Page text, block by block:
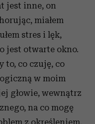
jest inne, on
miałem
stres i lęk,
jest otwarte okno.
to, co czuję, co
w moim
głowie, wewnątrz
na co mogę
z określeniem,